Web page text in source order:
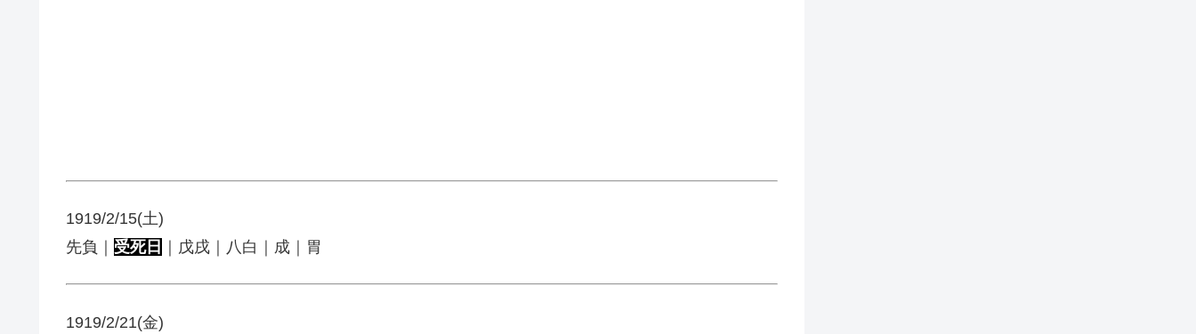
1919/2/15(土)
先負｜ 受死日 ｜戊戌｜八白｜成｜胃
1919/2/21(金)